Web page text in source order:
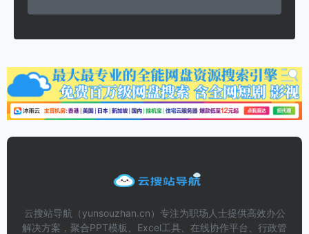
云搜站导航（yunsouzhan.cn）专注为职场人士提供高效办公
解决方案，聚合PPT模板、Excel工具、在线协作平台、行政管